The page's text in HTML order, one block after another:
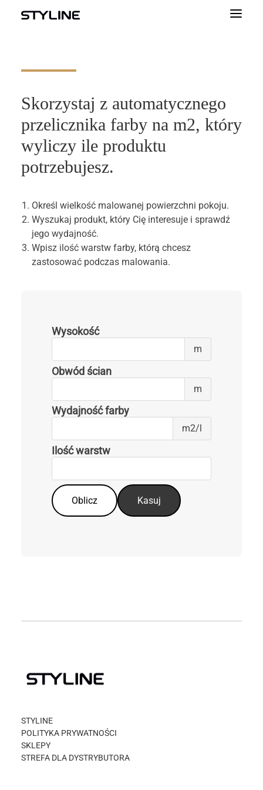
PRODUKTY
PALETA KOLORÓW
KALKULATOR
DLA WYKONAWCÓW
KONTAKT
DLA PROFESJONALISTÓW
Skorzystaj z automatycznego
przelicznika farby na m2, który
wyliczy ile produktu
potrzebujesz.
Określ wielkość malowanej powierzchni pokoju.
Wyszukaj produkt, który Cię interesuje i sprawdź
jego wydajność.
Wpisz ilość warstw farby, którą chcesz
zastosować podczas malowania.
Wysokość
m
Obwód ścian
m
ścian
Wydajność farby
m2/l
farby
Ilość warstw
warstw
Oblicz Kasuj
STYLINE
POLITYKA PRYWATNOŚCI
SKLEPY
STREFA DLA DYSTRYBUTORA